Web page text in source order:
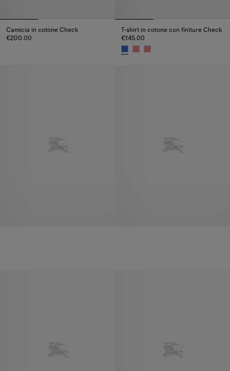
Camicia in cotone Check
€200.00
Camicia in cotone Check, €200.00
T-shirt in cotone con finiture Check
€145.00